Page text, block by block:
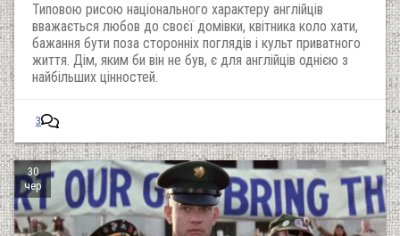
Типовою рисою національного характеру англійців
вважається любов до своєї домівки, квітника коло хати,
бажання бути поза сторонніх поглядів і культ приватного
життя. Дім, яким би він не був, є для англійців однією з
найбільших цінностей.
3
30
чер